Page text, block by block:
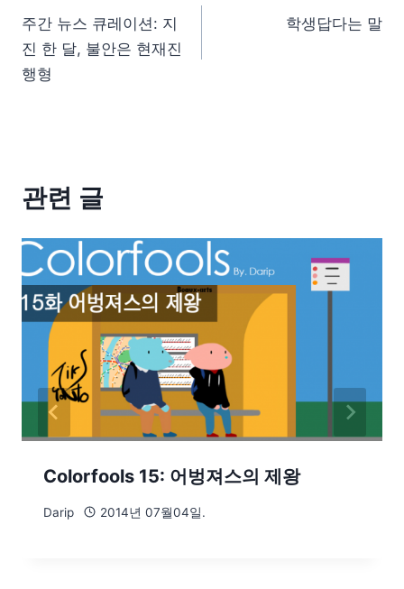
주간 뉴스 큐레이션: 지
진 한 달, 불안은 현재진
행형
학생답다는 말
관련 글
Colorfools 15: 어벙져스의 제왕
Darip 2014년 07월04일.